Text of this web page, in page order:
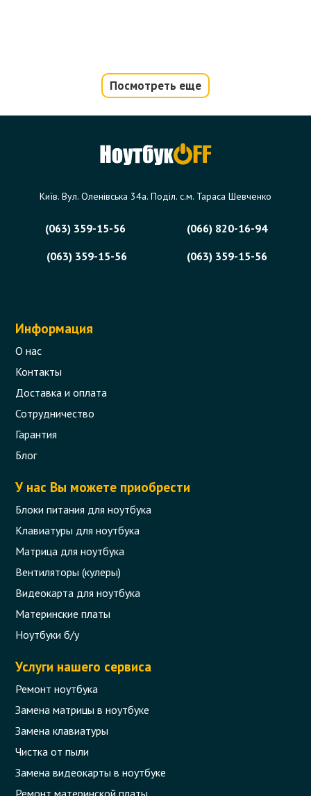
Посмотреть еще
Київ. Вул. Оленівська 34а. Поділ. с.м. Тараса Шевченко
(063) 359-15-56
(066) 820-16-94
(063) 359-15-56
(063) 359-15-56
Информация
О нас
Контакты
Доставка и оплата
Сотрудничество
Гарантия
Блог
У нас Вы можете приобрести
Блоки питания для ноутбука
Клавиатуры для ноутбука
Матрица для ноутбука
Вентиляторы (кулеры)
Видеокарта для ноутбука
Материнские платы
Ноутбуки б/у
Услуги нашего сервиса
Ремонт ноутбука
Замена матрицы в ноутбуке
Замена клавиатуры
Чистка от пыли
Замена видеокарты в ноутбуке
Ремонт материнской платы